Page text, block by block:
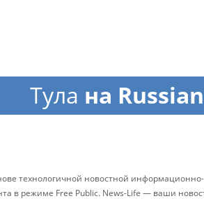
Тула на
технологичной новостной
в режиме Free Public. News-Life — ваши